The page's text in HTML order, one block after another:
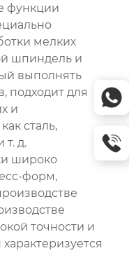
функции
мелких
шпиндель и
выполнять
подходит для
и
сталь,
д.
широко
форм,
точности и